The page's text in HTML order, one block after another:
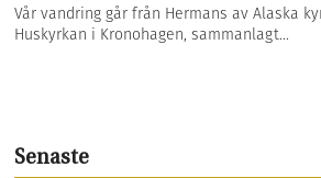
Vår vandring går från Hermans av Alaska
Huskyrkan i Kronohagen, sammanlagt...
Senaste